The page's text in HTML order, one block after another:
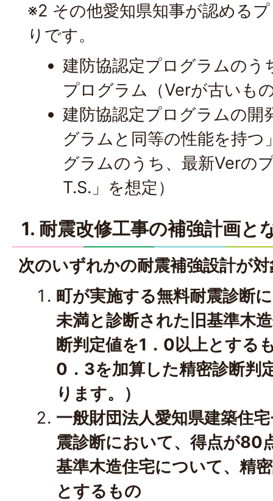
※2 その他愛知県知事が認める
りです。
建防協認定プログラムの
プログラム（Verが古いも
建防協認定プログラムの開
グラムと同等の性能を持つ
グラムのうち、最新Verの
T.S.」を想定）
1. 耐震改修工事の補強計画と
次のいずれかの耐震補強設計が
町が実施する無料耐震診断
未満と診断された旧基準木
断判定値を1．0以上とする
0．3を加算した精密診断判
ります。）
一般財団法人愛知県建築住
震診断において、得点が80
基準木造住宅について、精
とするもの